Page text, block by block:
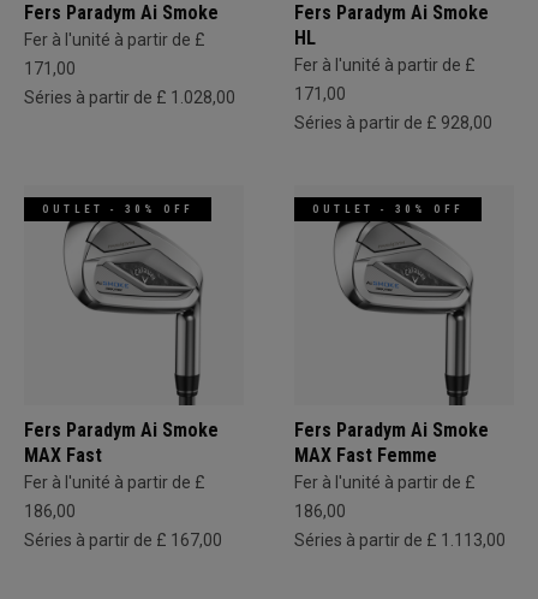
Fers Paradym Ai Smoke
Fer à l'unité à partir de £
171,00
Séries à partir de £ 1.028,00
Fers Paradym Ai Smoke
HL
Fer à l'unité à partir de £
171,00
Séries à partir de £ 928,00
OUTLET - 30% OFF
Fers Paradym Ai Smoke
MAX Fast
Fer à l'unité à partir de £
186,00
Séries à partir de £ 167,00
OUTLET - 30% OFF
Fers Paradym Ai Smoke
MAX Fast Femme
Fer à l'unité à partir de £
186,00
Séries à partir de £ 1.113,00